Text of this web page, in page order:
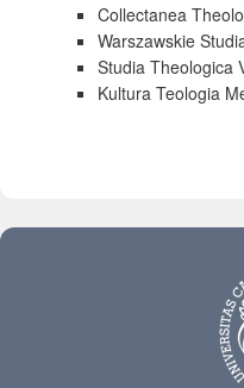
Collectanea
Warszawskie
Studia Theologica
Kultura Teologia